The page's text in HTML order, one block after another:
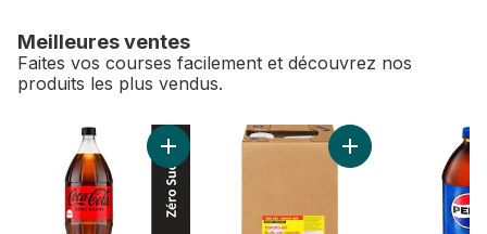
Meilleures ventes
Faites vos courses facilement et découvrez nos
produits les plus vendus.
sauter Meilleures ventes
Ajouter Cola Zero Sucre Bouteille au panier
Ajouter Huile de